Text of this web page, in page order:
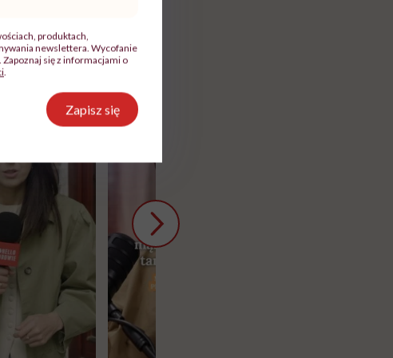
produktach,
newslettera. Wycofanie
się z informacjami o
.
Zapisz się